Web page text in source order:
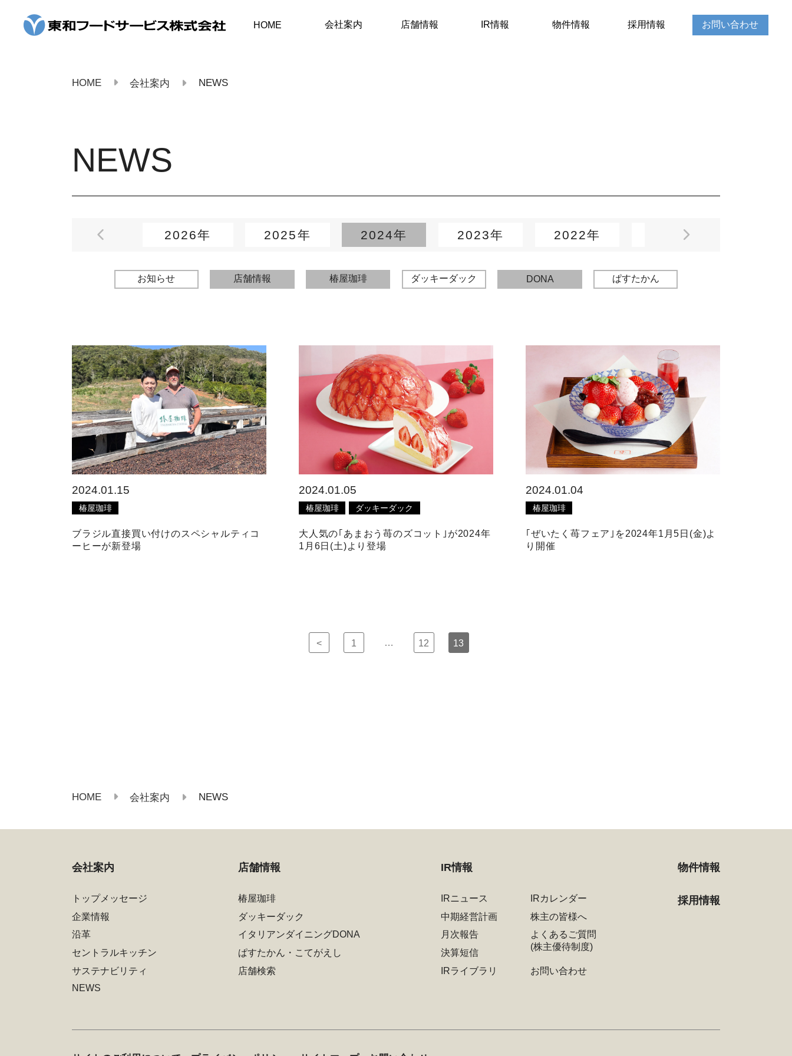
HOME 会社案内 店舗情報 IR情報 物件情報 採用情報 お問い合わせ
HOME 会社案内 NEWS
NEWS
2026年 2025年 2024年 2023年 2022年 2021年
お知らせ 店舗情報 椿屋珈琲 ダッキーダック DONA ぱすたかん
2024.01.15
椿屋珈琲
ブラジル直接買い付けのスペシャルティコ
ーヒーが新登場
2024.01.05
椿屋珈琲 ダッキーダック
大人気の｢あまおう苺のズコット｣が2024年
1月6日(土)より登場
2024.01.04
椿屋珈琲
｢ぜいたく苺フェア｣を2024年1月5日(金)よ
り開催
< 1 … 12 13
HOME 会社案内 NEWS
会社案内
トップメッセージ
企業情報
沿革
セントラルキッチン
サステナビリティ
NEWS
店舗情報
椿屋珈琲
ダッキーダック
イタリアンダイニングDONA
ぱすたかん・こてがえし
店舗検索
IR情報
IRニュース
IRカレンダー
中期経営計画
株主の皆様へ
月次報告
決算短信
よくあるご質問
(株主優待制度)
IRライブラリ お問い合わせ
物件情報
採用情報